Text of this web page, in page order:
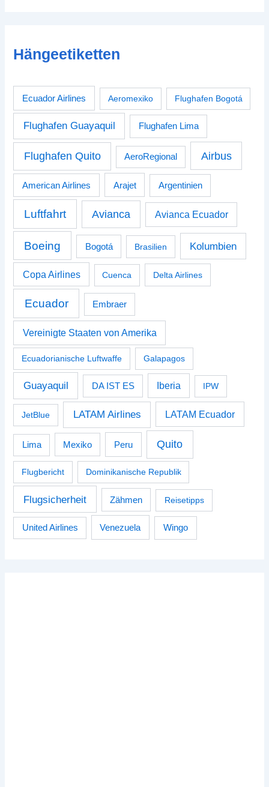
Hängeetiketten
Ecuador Airlines Aeromexiko Flughafen Bogotá
Flughafen Guayaquil Flughafen Lima
Flughafen Quito AeroRegional Airbus
American Airlines Arajet Argentinien
Luftfahrt Avianca Avianca Ecuador
Boeing Bogotá Brasilien Kolumbien
Copa Airlines Cuenca Delta Airlines
Ecuador Embraer
Vereinigte Staaten von Amerika
Ecuadorianische Luftwaffe Galapagos
Guayaquil DA IST ES Iberia IPW
JetBlue LATAM Airlines LATAM Ecuador
Lima Mexiko Peru Quito
Flugbericht Dominikanische Republik
Flugsicherheit Zähmen Reisetipps
United Airlines Venezuela Wingo